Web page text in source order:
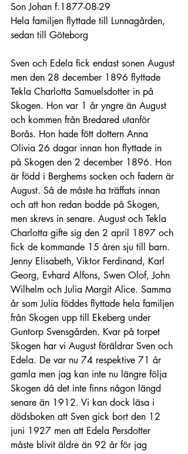
Son Johan f.1877-08-29
Hela familjen flyttade till Lunnagården,
sedan till Göteborg
Sven och Edela fick endast sonen August
men den 28 december 1896 flyttade
Tekla Charlotta Samuelsdotter in på
Skogen. Hon var 1 år yngre än August
och kommen från Bredared utanför
Borås. Hon hade fött dottern Anna
Olivia 26 dagar innan hon flyttade in
på Skogen den 2 december 1896. Hon
är född i Berghems socken och fadern är
August. Så de måste ha träffats innan
och att hon redan bodde på Skogen,
men skrevs in senare. August och Tekla
Charlotta gifte sig den 2 april 1897 och
fick de kommande 15 åren sju till barn.
Jenny Elisabeth, Viktor Ferdinand, Karl
Georg, Evhard Alfons, Swen Olof, John
Wilhelm och Julia Margit Alice. Samma
år som Julia föddes flyttade hela familjen
från Skogen upp till Ekeberg under
Guntorp Svensgården. Kvar på torpet
Skogen har vi August föräldrar Sven och
Edela. De var nu 74 respektive 71 år
gamla men jag kan inte nu längre följa
Skogen då det inte finns någon längd
senare än 1912. Vi kan dock läsa i
dödsboken att Sven gick bort den 12
juni 1927 men att Edela Persdotter
måste blivit äldre än 92 år för jag